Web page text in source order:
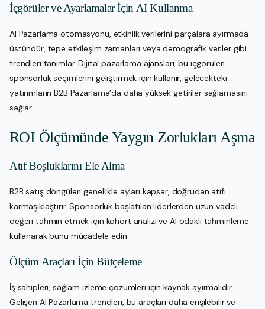
İçgörüler ve Ayarlamalar İçin AI Kullanma
AI Pazarlama otomasyonu, etkinlik verilerini parçalara ayırmada
üstündür, tepe etkileşim zamanları veya demografik veriler gibi
trendleri tanımlar. Dijital pazarlama ajansları, bu içgörüleri
sponsorluk seçimlerini geliştirmek için kullanır, gelecekteki
yatırımların B2B Pazarlama’da daha yüksek getiriler sağlamasını
sağlar.
ROI Ölçümünde Yaygın Zorlukları Aşma
Atıf Boşluklarını Ele Alma
B2B satış döngüleri genellikle ayları kapsar, doğrudan atıfı
karmaşıklaştırır. Sponsorluk başlatılan liderlerden uzun vadeli
değeri tahmin etmek için kohort analizi ve AI odaklı tahminleme
kullanarak bunu mücadele edin.
Ölçüm Araçları İçin Bütçeleme
İş sahipleri, sağlam izleme çözümleri için kaynak ayırmalıdır.
Gelişen AI Pazarlama trendleri, bu araçları daha erişilebilir ve